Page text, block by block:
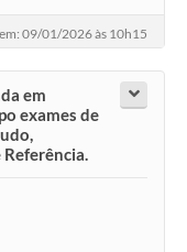
09/01/2026 às 10h15
em
exames de